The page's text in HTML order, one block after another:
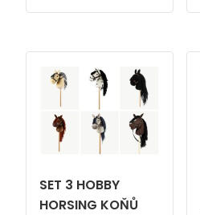
SET 3 HOBBY
HORSING KOŇŮ